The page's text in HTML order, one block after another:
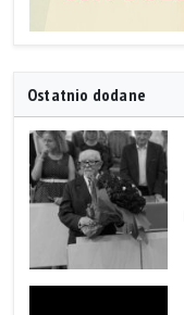
Ostatnio dodane